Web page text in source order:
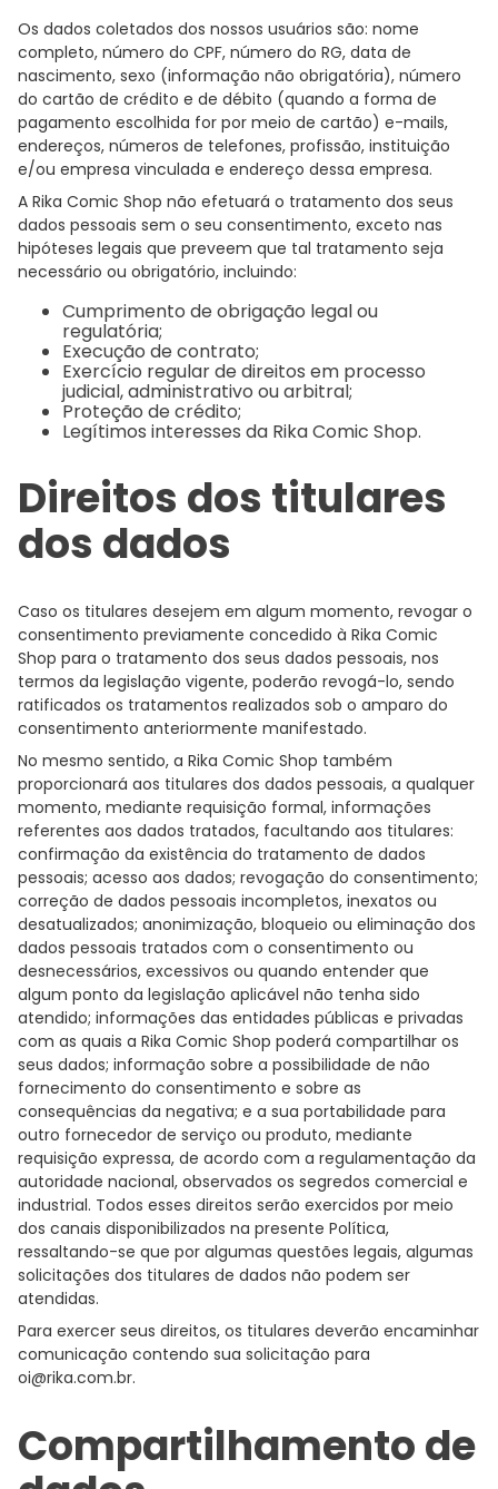
Os dados coletados dos nossos usuários são: nome
completo, número do CPF, número do RG, data de
nascimento, sexo (informação não obrigatória), número
do cartão de crédito e de débito (quando a forma de
pagamento escolhida for por meio de cartão) e-mails,
endereços, números de telefones, profissão, instituição
e/ou empresa vinculada e endereço dessa empresa.
A Rika Comic Shop não efetuará o tratamento dos seus
dados pessoais sem o seu consentimento, exceto nas
hipóteses legais que preveem que tal tratamento seja
necessário ou obrigatório, incluindo:
Cumprimento de obrigação legal ou
regulatória;
Execução de contrato;
Exercício regular de direitos em processo
judicial, administrativo ou arbitral;
Proteção de crédito;
Legítimos interesses da Rika Comic Shop.
Direitos dos titulares
dos dados
Caso os titulares desejem em algum momento, revogar o
consentimento previamente concedido à Rika Comic
Shop para o tratamento dos seus dados pessoais, nos
termos da legislação vigente, poderão revogá-lo, sendo
ratificados os tratamentos realizados sob o amparo do
consentimento anteriormente manifestado.
No mesmo sentido, a Rika Comic Shop também
proporcionará aos titulares dos dados pessoais, a qualquer
momento, mediante requisição formal, informações
referentes aos dados tratados, facultando aos titulares:
confirmação da existência do tratamento de dados
pessoais; acesso aos dados; revogação do consentimento;
correção de dados pessoais incompletos, inexatos ou
desatualizados; anonimização, bloqueio ou eliminação dos
dados pessoais tratados com o consentimento ou
desnecessários, excessivos ou quando entender que
algum ponto da legislação aplicável não tenha sido
atendido; informações das entidades públicas e privadas
com as quais a Rika Comic Shop poderá compartilhar os
seus dados; informação sobre a possibilidade de não
fornecimento do consentimento e sobre as
consequências da negativa; e a sua portabilidade para
outro fornecedor de serviço ou produto, mediante
requisição expressa, de acordo com a regulamentação da
autoridade nacional, observados os segredos comercial e
industrial. Todos esses direitos serão exercidos por meio
dos canais disponibilizados na presente Política,
ressaltando-se que por algumas questões legais, algumas
solicitações dos titulares de dados não podem ser
atendidas.
Para exercer seus direitos, os titulares deverão encaminhar
comunicação contendo sua solicitação para
oi@rika.com.br.
Compartilhamento de